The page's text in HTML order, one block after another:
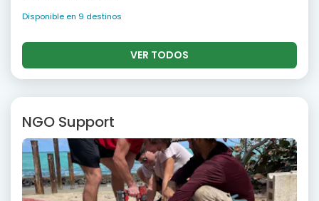
Disponible en 9 destinos
VER TODOS
NGO Support